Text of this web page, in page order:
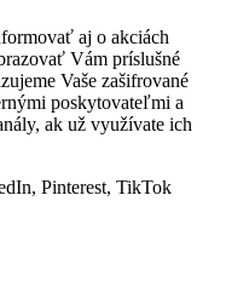
aj o akciách
Vám príslušné
Vaše zašifrované
poskytovateľmi a
ak už využívate ich
Pinterest, TikTok